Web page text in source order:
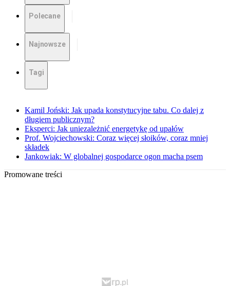
Polecane
Najnowsze
Tagi
Kamil Joński: Jak upada konstytucyjne tabu. Co dalej z
długiem publicznym?
Eksperci: Jak uniezależnić energetykę od upałów
Prof. Wojciechowski: Coraz więcej słoików, coraz mniej
składek
Jankowiak: W globalnej gospodarce ogon macha psem
Promowane treści